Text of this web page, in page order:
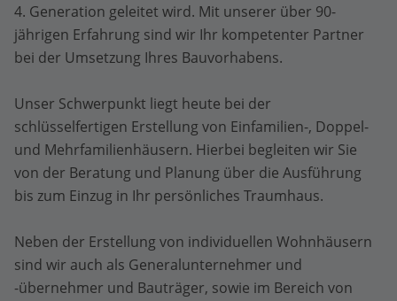
4. Generation geleitet wird. Mit unserer über 90-
jährigen Erfahrung sind wir Ihr kompetenter Partner
bei der Umsetzung Ihres Bauvorhabens.
Unser Schwerpunkt liegt heute bei der
schlüsselfertigen Erstellung von Einfamilien-, Doppel-
und Mehrfamilienhäusern. Hierbei begleiten wir Sie
von der Beratung und Planung über die Ausführung
bis zum Einzug in Ihr persönliches Traumhaus.
Neben der Erstellung von individuellen Wohnhäusern
sind wir auch als Generalunternehmer und
-übernehmer und Bauträger, sowie im Bereich von